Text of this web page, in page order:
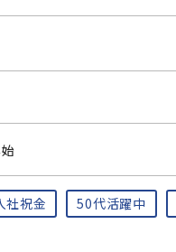
社祝金 50代活躍中